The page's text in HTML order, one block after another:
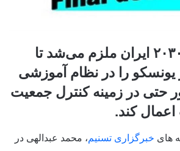
با پذیرش سند ۲۰۳۰ ایران ملزم می‌شد تا
یونسکو را در نظام آموزشی
حتی در زمینه کنترل جمعیت
کند.
های خبرگزاری تسنیم، محمد عبدالهی در